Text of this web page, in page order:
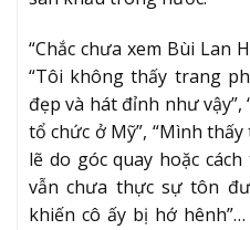
“Chắc chưa xem Bùi Lan
“Tôi không thấy trang
đẹp và hát đỉnh như
tổ chức ở Mỹ”, “Mình
lẽ do góc quay hoặc
vẫn chưa thực sự tôn
khiến cô ấy bị hớ